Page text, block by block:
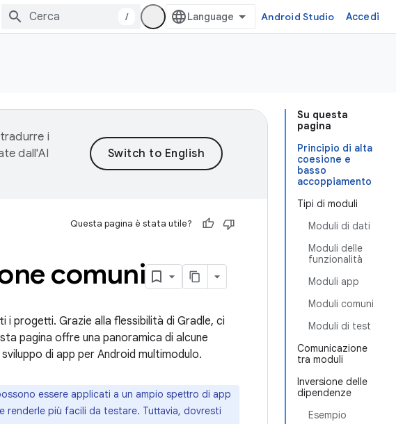
/ Android Studio Accedi
Su questa
pagina
Principio di alta
coesione e
basso
accoppiamento
Tipi di moduli
Moduli di dati
Moduli delle
funzionalità
Moduli app
Moduli comuni
Moduli di test
Comunicazione
tra moduli
Inversione delle
dipendenze
Esempio
i
dall'AI
Questa pagina è stata utile?
comuni
i progetti. Grazie alla flessibilità di Gradle, ci
pagina offre una panoramica di alcune
di app per Android multimodulo.
essere applicati a un ampio spettro di app
renderle più facili da testare. Tuttavia, dovresti